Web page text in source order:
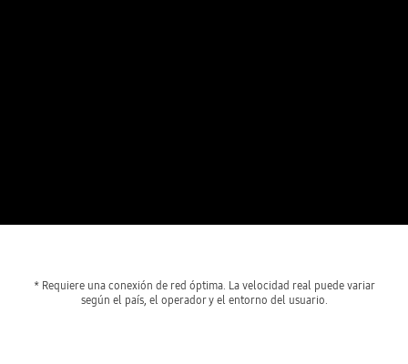
* Requiere una conexión de red óptima. La velocidad real puede variar
según el país, el operador y el entorno del usuario.